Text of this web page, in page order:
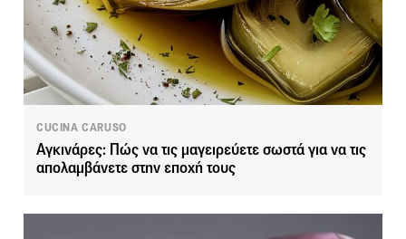
CUCINA CARUSO
Αγκινάρες: Πώς να τις μαγειρεύετε σωστά για να τις
απολαμβάνετε στην εποχή τους